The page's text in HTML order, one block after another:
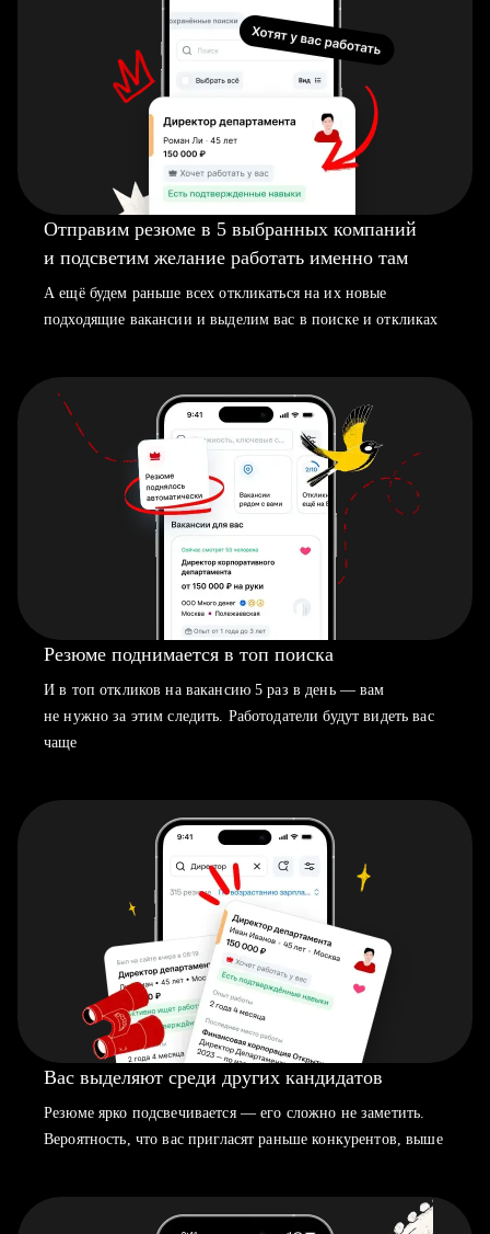
Отправим резюме в 5 выбранных компаний
и подсветим желание работать именно там
А ещё будем раньше всех откликаться на их новые
подходящие вакансии и выделим вас в поиске и откликах
Резюме поднимается в топ поиска
И в топ откликов на вакансию 5 раз в день — вам
не нужно за этим следить. Работодатели будут видеть вас
чаще
Вас выделяют среди других кандидатов
Резюме ярко подсвечивается — его сложно не заметить.
Вероятность, что вас пригласят раньше конкурентов, выше